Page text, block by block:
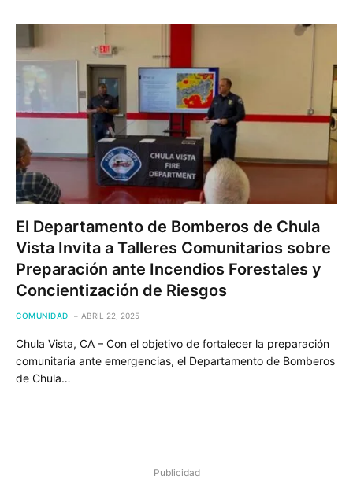
El Departamento de Bomberos de Chula
Vista Invita a Talleres Comunitarios sobre
Preparación ante Incendios Forestales y
Concientización de Riesgos
COMUNIDAD ABRIL 22, 2025
Chula Vista, CA – Con el objetivo de fortalecer la preparación
comunitaria ante emergencias, el Departamento de Bomberos
de Chula…
Publicidad